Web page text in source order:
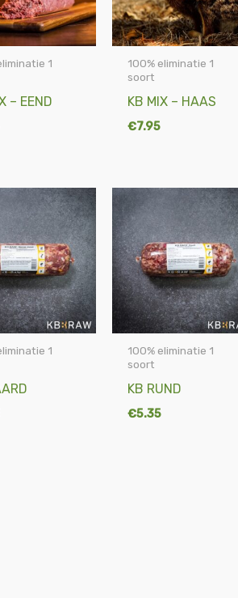
1
– EEND
100% eliminatie 1
soort
KB MIX – HAAS
€7.95
1
100% eliminatie 1
soort
KB RUND
€5.35